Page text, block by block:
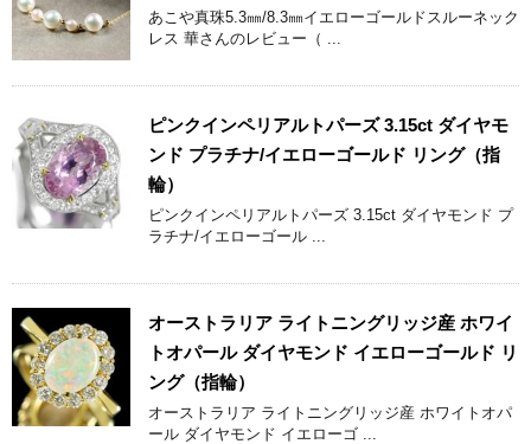
あこや真珠5.3㎜/8.3㎜イエローゴールドスルーネック
レス 華さんのレビュー（ ...
ピンクインペリアルトパーズ 3.15ct ダイヤモ
ンド プラチナ/イエローゴールド リング（指
輪）
ピンクインペリアルトパーズ 3.15ct ダイヤモンド プ
ラチナ/イエローゴール ...
オーストラリア ライトニングリッジ産 ホワイ
トオパール ダイヤモンド イエローゴールド リ
ング（指輪）
オーストラリア ライトニングリッジ産 ホワイトオパ
ール ダイヤモンド イエローゴ ...